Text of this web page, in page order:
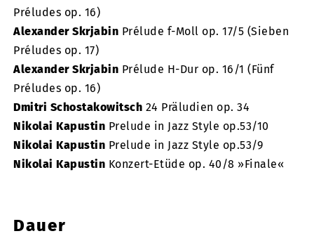
Préludes op. 16)
Alexander Skrjabin Prélude f-Moll op. 17/5 (Sieben
Préludes op. 17)
Alexander Skrjabin Prélude H-Dur op. 16/1 (Fünf
Préludes op. 16)
Dmitri Schostakowitsch 24 Präludien op. 34
Nikolai Kapustin Prelude in Jazz Style op.53/10
Nikolai Kapustin Prelude in Jazz Style op.53/9
Nikolai Kapustin Konzert-Etüde op. 40/8 »Finale«
Dauer